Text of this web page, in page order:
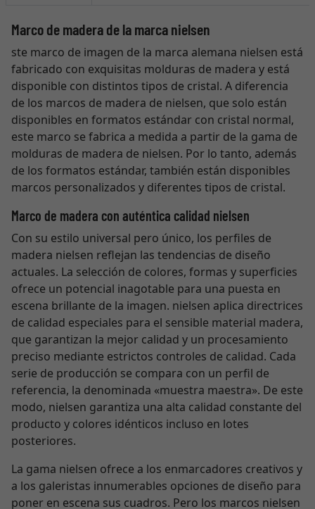
Marco de madera de la marca nielsen
ste marco de imagen de la marca alemana nielsen está
fabricado con exquisitas molduras de madera y está
disponible con distintos tipos de cristal. A diferencia
de los marcos de madera de nielsen, que solo están
disponibles en formatos estándar con cristal normal,
este marco se fabrica a medida a partir de la gama de
molduras de madera de nielsen. Por lo tanto, además
de los formatos estándar, también están disponibles
marcos personalizados y diferentes tipos de cristal.
Marco de madera con auténtica calidad nielsen
Con su estilo universal pero único, los perfiles de
madera nielsen reflejan las tendencias de diseño
actuales. La selección de colores, formas y superficies
ofrece un potencial inagotable para una puesta en
escena brillante de la imagen. nielsen aplica directrices
de calidad especiales para el sensible material madera,
que garantizan la mejor calidad y un procesamiento
preciso mediante estrictos controles de calidad. Cada
serie de producción se compara con un perfil de
referencia, la denominada «muestra maestra». De este
modo, nielsen garantiza una alta calidad constante del
producto y colores idénticos incluso en lotes
posteriores.
La gama nielsen ofrece a los enmarcadores creativos y
a los galeristas innumerables opciones de diseño para
poner en escena sus cuadros. Pero los marcos nielsen